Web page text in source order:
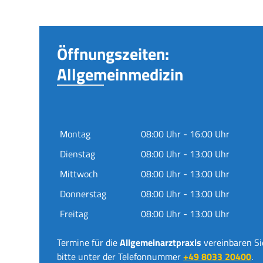
Öffnungszeiten:
Allgemeinmedizin
Montag
08:00 Uhr - 16:00 Uhr
Dienstag
08:00 Uhr - 13:00 Uhr
Mittwoch
08:00 Uhr - 13:00 Uhr
Donnerstag
08:00 Uhr - 13:00 Uhr
Freitag
08:00 Uhr - 13:00 Uhr
Termine für dieAllgemeinarztpraxis vereinbaren
bitte unter der Telefonnummer+49 8033 20400.